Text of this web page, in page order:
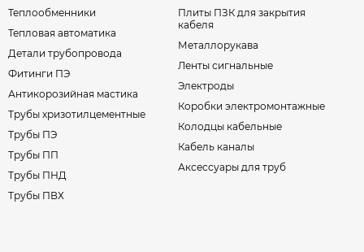
Теплообменники
Тепловая автоматика
Детали трубопровода
Фитинги ПЭ
Антикорозийная мастика
Трубы хризотилцементные
Трубы ПЭ
Трубы ПП
Трубы ПНД
Трубы ПВХ
Плиты ПЗК для закрытия
кабеля
Металлорукава
Ленты сигнальные
Электроды
Коробки электромонтажные
Колодцы кабельные
Кабель каналы
Аксессуары для труб